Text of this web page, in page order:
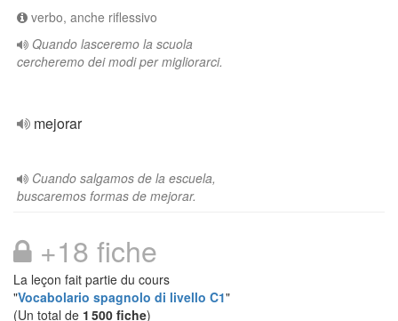
verbo, anche riflessivo
Quando lasceremo la scuola
cercheremo dei modi per migliorarci.
mejorar
Cuando salgamos de la escuela,
buscaremos formas de mejorar.
+18 fiche
La leçon fait partie du cours
"Vocabolario spagnolo di livello C1"
(Un total de 1 500 fiche)